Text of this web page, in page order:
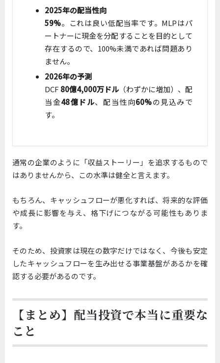
2025年の配当性向
59%。これは良い低配当率です。MLPはパ
ートナーに現金を分配することを目的として
存在するので、100%未満であれば問題あり
ません。
2026年の予測
DCF 80億4,000万ドル （わずかに増加）、配
当金48億ドル、配当性向60%の見込みで
す。
通常の企業のように「収益ストーリー」を追求するもので
はありませんから、この水準は健全と言えます。
もちろん、キャッシュフローが悪化すれば、将来的な評価
や成長に影響を与え、格下げにつながる可能性もありま
す。
そのため、投資家は現在の数字だけではなく、今後も安定
したキャッシュフローを生み出せる事業基盤があるかを確
認する必要があるのです。
【まとめ】配当投資で本当に重要な
こと